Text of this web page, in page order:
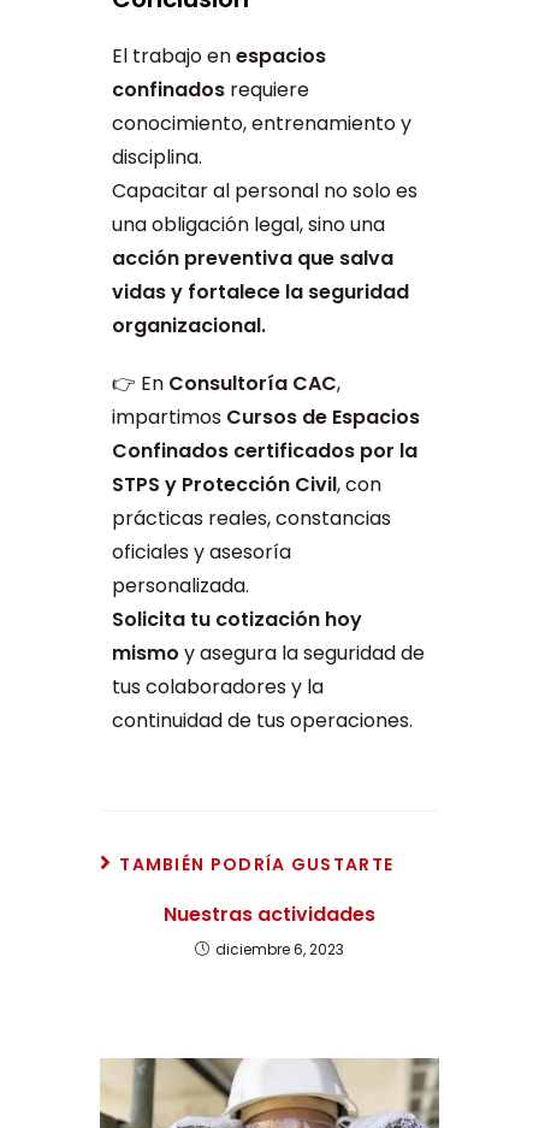
El trabajo enespacios
confinadosrequiere
conocimiento, entrenamiento y
disciplina.
Capacitar al personal no solo es
una obligación legal, sino una
acción preventiva que salva
vidas y fortalece la seguridad
organizacional.
👉 En Consultoría CAC,
impartimos Cursos de Espacios
Confinados certificados por la
STPS y Protección Civil, con
prácticas reales, constancias
oficiales y asesoría
personalizada.
Solicita tu cotización hoy
mismo y asegura la seguridad de
tus colaboradores y la
continuidad de tus operaciones.
TAMBIÉN PODRÍA GUSTARTE
Nuestras actividades
diciembre 6, 2023